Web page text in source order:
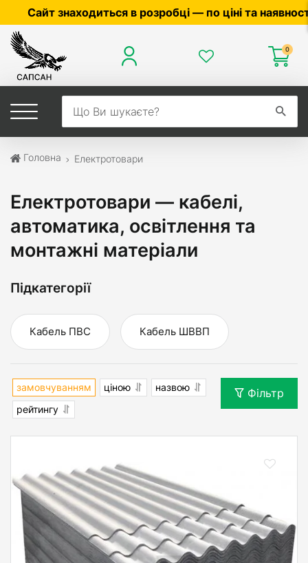
в розробці — по ціні та наявності уточнюйте
0
Головна Електротовари
Електротовари — кабелі,
автоматика, освітлення та
монтажні матеріали
Підкатегорії
Кабель ПВС Кабель ШВВП
замовчуванням ціною
назвою
рейтингу
Фільтр